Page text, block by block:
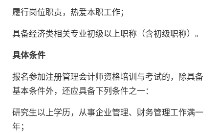
履行岗位职责，热爱本职工作；
具备经济类相关专业初级以上职称（含初级职称）。
具体条件
报名参加注册管理会计师资格培训与考试的，除具备
基本条件外，还应具备下列条件之一：
研究生以上学历，从事企业管理、财务管理工作满一
年；